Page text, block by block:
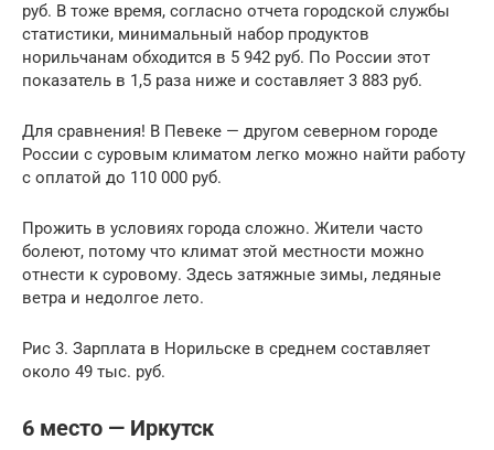
руб. В тоже время, согласно отчета городской службы
статистики, минимальный набор продуктов
норильчанам обходится в 5 942 руб. По России этот
показатель в 1,5 раза ниже и составляет 3 883 руб.
Для сравнения! В Певеке — другом северном городе
России с суровым климатом легко можно найти работу
с оплатой до 110 000 руб.
Прожить в условиях города сложно. Жители часто
болеют, потому что климат этой местности можно
отнести к суровому. Здесь затяжные зимы, ледяные
ветра и недолгое лето.
Рис 3. Зарплата в Норильске в среднем составляет
около 49 тыс. руб.
6 место — Иркутск